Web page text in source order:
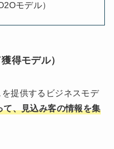
モデル）
得モデル）
提供するビジネスモデ
て、見込み客の情報を集